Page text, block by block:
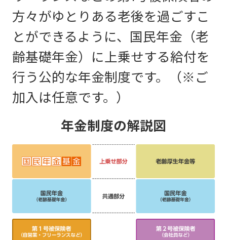
方々がゆとりある老後を過ごすこ
とができるように、国民年金（老
齢基礎年金）に上乗せする給付を
行う公的な年金制度です。（※ご
加入は任意です。）
年金制度の解説図